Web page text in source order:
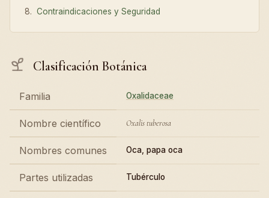
Contraindicaciones y Seguridad
Clasificación Botánica
Familia Oxalidaceae
Nombre científico Oxalis tuberosa
Nombres comunes Oca, papa oca
Partes utilizadas Tubérculo